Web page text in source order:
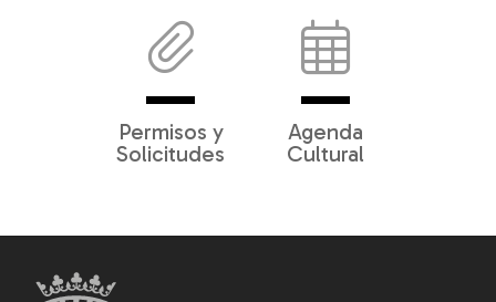
Permisos y
Solicitudes
Agenda
Cultural